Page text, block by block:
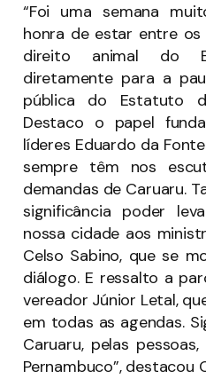
“Foi uma semana
honra de estar entre
direito animal do
diretamente para a
pública do Estatuto
Destaco o papel
líderes Eduardo da
sempre têm nos
demandas de Caruaru.
significância poder
nossa cidade aos
Celso Sabino, que se
diálogo. E ressalto a
vereador Júnior Letal,
em todas as agendas.
Caruaru, pelas
Pernambuco”, destacou